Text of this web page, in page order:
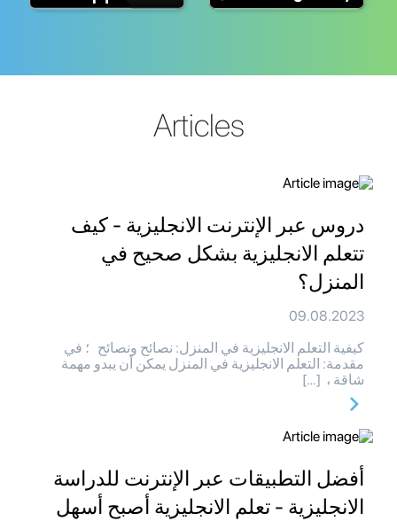
Articles
دروس عبر الإنترنت الانجليزية - كيف
تتعلم الانجليزية بشكل صحيح في
المنزل؟
09.08.2023
كيفية التعلم الانجليزية في المنزل: نصائح ونصائح ؛ في
مقدمة: التعلم الانجليزية في المنزل يمكن أن يبدو مهمة
شاقة ، […]
أفضل التطبيقات عبر الإنترنت للدراسة
الانجليزية - تعلم الانجليزية أصبح أسهل